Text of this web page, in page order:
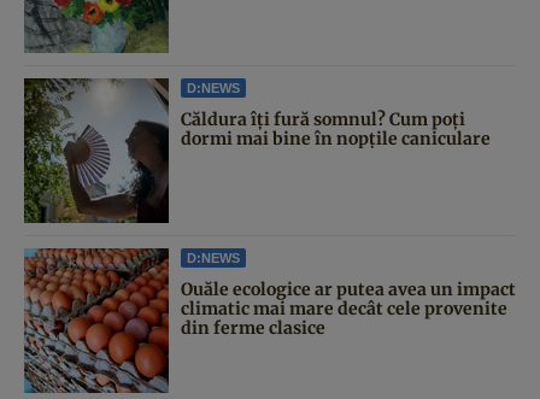
D:NEWS
Căldura îți fură somnul? Cum poți
dormi mai bine în nopțile caniculare
D:NEWS
Ouăle ecologice ar putea avea un impact
climatic mai mare decât cele provenite
din ferme clasice